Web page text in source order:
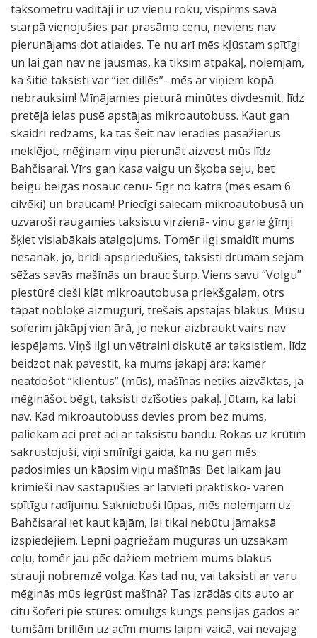
taksometru vadītāji ir uz vienu roku, vispirms savā
starpā vienojušies par prasāmo cenu, neviens nav
pierunājams dot atlaides. Te nu arī mēs kļūstam spītīgi
un lai gan nav ne jausmas, kā tiksim atpakaļ, nolemjam,
ka šitie taksisti var “iet dillēs”- mēs ar viņiem kopā
nebrauksim! Mīņājamies pieturā minūtes divdesmit, līdz
pretējā ielas pusē apstājas mikroautobuss. Kaut gan
skaidri redzams, ka tas šeit nav ieradies pasažierus
meklējot, mēģinam viņu pierunāt aizvest mūs līdz
Bahčisarai. Vīrs gan kasa vaigu un šķoba seju, bet
beigu beigās nosauc cenu- 5gr no katra (mēs esam 6
cilvēki) un braucam! Priecīgi salecam mikroautobusā un
uzvaroši raugamies taksistu virzienā- viņu garie ģīmji
šķiet vislabākais atalgojums. Tomēr ilgi smaidīt mums
nesanāk, jo, brīdi apspriedušies, taksisti drūmām sejām
sēžas savās mašīnās un brauc šurp. Viens savu “Volgu”
piestūrē cieši klāt mikroautobusa priekšgalam, otrs
tāpat nobloķē aizmuguri, trešais apstajas blakus. Mūsu
soferim jākāpj vien ārā, jo nekur aizbraukt vairs nav
iespējams. Viņš ilgi un vētraini diskutē ar taksistiem, līdz
beidzot nāk pavēstīt, ka mums jakāpj ārā: kamēr
neatdošot “klientus” (mūs), mašīnas netiks aizvāktas, ja
mēģināšot bēgt, taksisti dzīšoties pakaļ. Jūtam, ka labi
nav. Kad mikroautobuss devies prom bez mums,
paliekam aci pret aci ar taksistu bandu. Rokas uz krūtīm
sakrustojuši, viņi smīnīgi gaida, ka nu gan mēs
padosimies un kāpsim viņu mašīnās. Bet laikam jau
krimieši nav sastapušies ar latvieti praktisko- varen
spītīgu radījumu. Sakniebuši lūpas, mēs nolemjam uz
Bahčisarai iet kaut kājām, lai tikai nebūtu jāmaksā
izspiedējiem. Lepni pagriežam muguras un uzsākam
ceļu, tomēr jau pēc dažiem metriem mums blakus
strauji nobremzē volga. Kas tad nu, vai taksisti ar varu
mēģinās mūs iegrūst mašīnā? Tas izrādās cits auto ar
citu šoferi pie stūres: omulīgs kungs pensijas gados ar
tumšām brillēm uz acīm mums laipni vaicā, vai nevajag